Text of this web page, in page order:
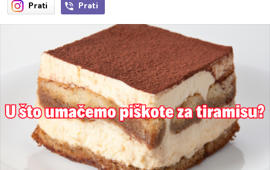
Prati Prati